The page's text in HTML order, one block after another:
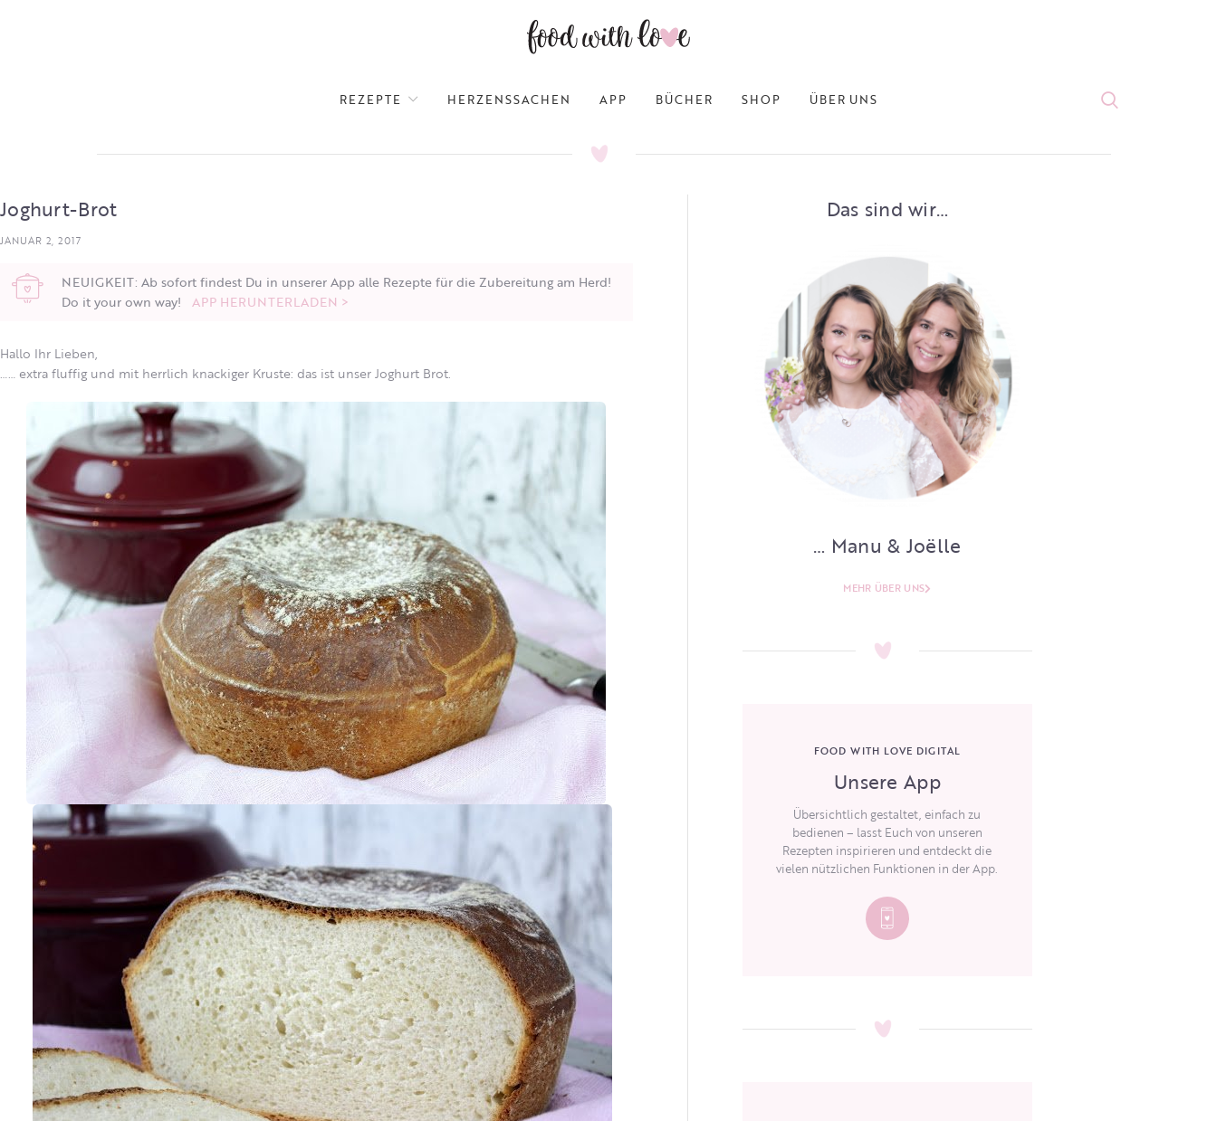
REZEPTE HERZENSSACHEN APP BÜCHER SHOP ÜBER UNS
Joghurt-Brot
JANUAR 2, 2017
NEUIGKEIT: Ab sofort findest Du in unserer App alle Rezepte für die Zubereitung am Herd!
Do it your own way! APP HERUNTERLADEN >
Hallo Ihr Lieben,
…… extra fluffig und mit herrlich knackiger Kruste: das ist unser Joghurt Brot.
Das sind wir…
… Manu & Joëlle
MEHR ÜBER UNS
FOOD WITH LOVE DIGITAL
Unsere App
Übersichtlich gestaltet, einfach zu
bedienen – lasst Euch von unseren
Rezepten inspirieren und entdeckt die
vielen nützlichen Funktionen in der App.